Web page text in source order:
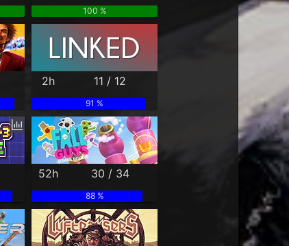
100 %
2h 11 / 12
91 %
52h 30 / 34
88 %